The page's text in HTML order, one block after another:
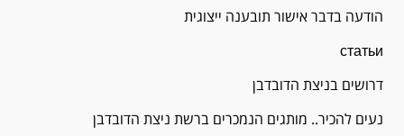
הודעה בדבר אישור תובענה ייצוגית
статьи
דרושים בניצת הדובדבן
נעים להכיר.. מותגים הנמכרים ברשת ניצת הדובדבן